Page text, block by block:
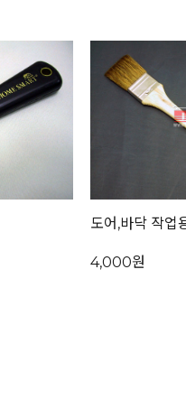
도어,바닥 작업
4,000원